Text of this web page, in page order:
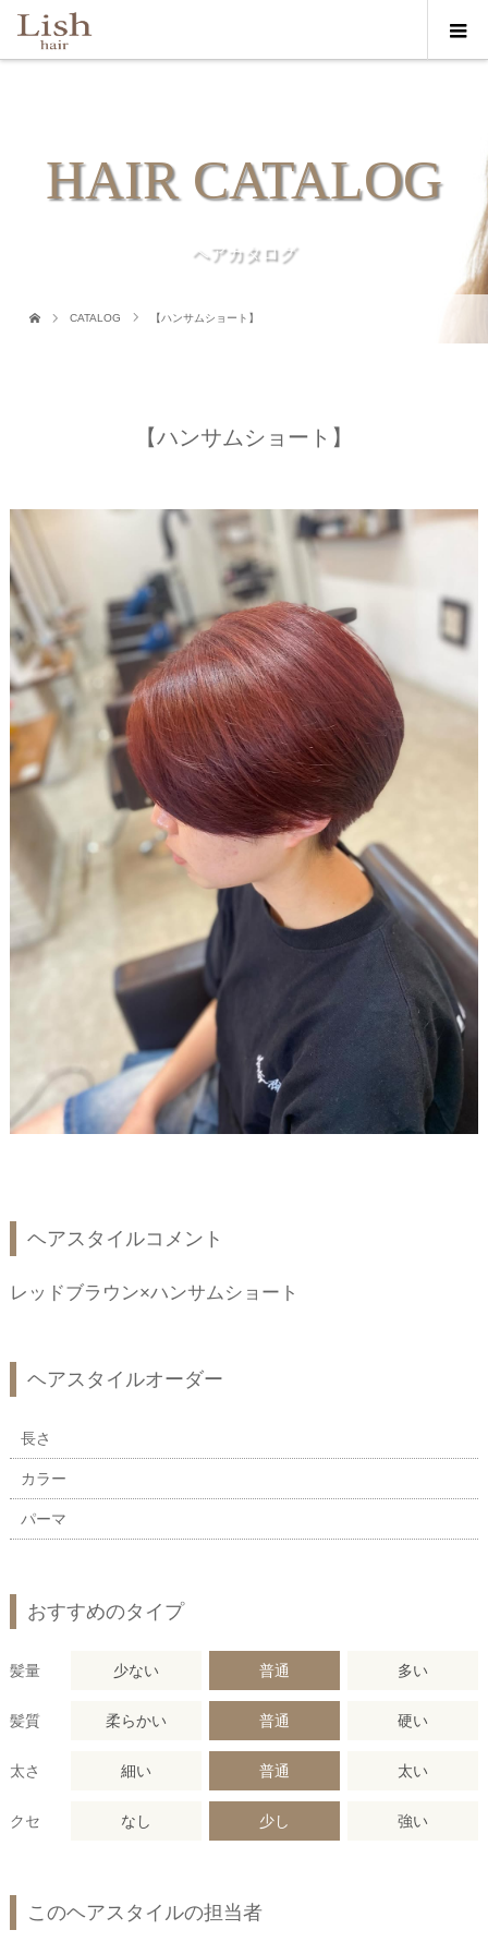
HAIR CATALOG
ヘアカタログ
CATALOG 【ハンサムショート】
【ハンサムショート】
ヘアスタイルコメント
レッドブラウン×ハンサムショート
ヘアスタイルオーダー
長さ
カラー
パーマ
おすすめのタイプ
髪量 少ない 普通 多い
髪質 柔らかい 普通 硬い
太さ 細い 普通 太い
クセ なし 少し 強い
このヘアスタイルの担当者